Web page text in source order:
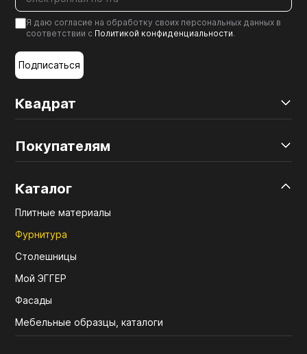
Квадрат
Покупателям
Каталог
Плитные материалы
Фурнитура
Столешницы
Мой ЭГГЕР
Фасады
Мебельные образцы, каталоги
Я даю согласие на обработку своих персональных данных в
соответствии с Политикой конфиденциальности.
Подписаться